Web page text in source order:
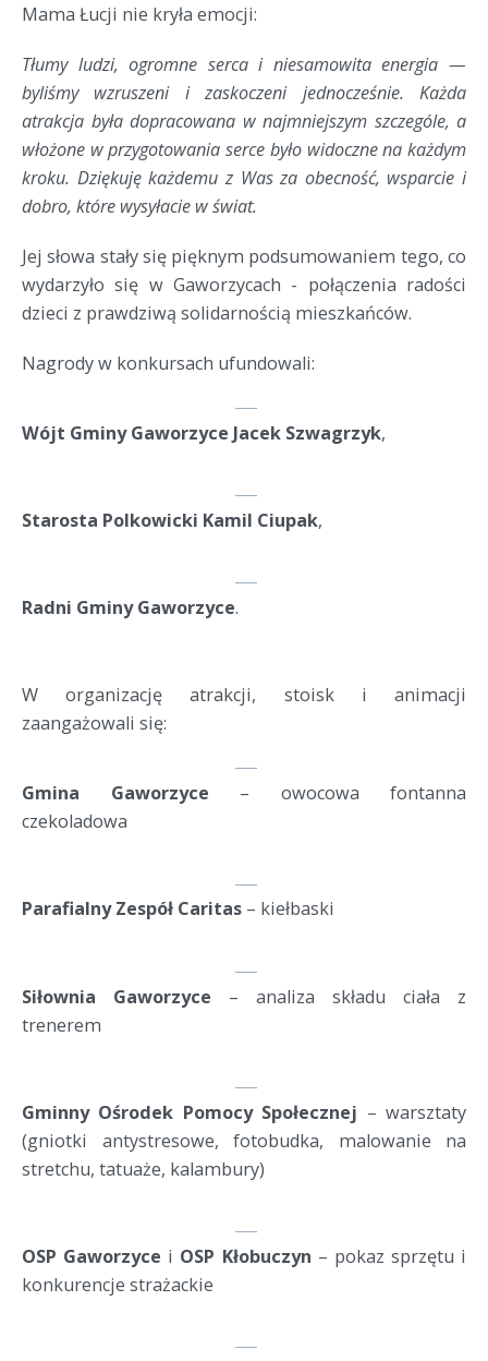
Mama Łucji nie kryła emocji:
Tłumy ludzi, ogromne serca i niesamowita energia —
byliśmy wzruszeni i zaskoczeni jednocześnie. Każda
atrakcja była dopracowana w najmniejszym szczególe, a
włożone w przygotowania serce było widoczne na każdym
kroku. Dziękuję każdemu z Was za obecność, wsparcie i
dobro, które wysyłacie w świat.
Jej słowa stały się pięknym podsumowaniem tego, co
wydarzyło się w Gaworzycach - połączenia radości
dzieci z prawdziwą solidarnością mieszkańców.
Nagrody w konkursach ufundowali:
Wójt Gminy Gaworzyce Jacek Szwagrzyk,
Starosta Polkowicki Kamil Ciupak,
Radni Gminy Gaworzyce.
W organizację atrakcji, stoisk i animacji
zaangażowali się:
Gmina Gaworzyce – owocowa fontanna
czekoladowa
Parafialny Zespół Caritas – kiełbaski
Siłownia Gaworzyce – analiza składu ciała z
trenerem
Gminny Ośrodek Pomocy Społecznej – warsztaty
(gniotki antystresowe, fotobudka, malowanie na
stretchu, tatuaże, kalambury)
OSP Gaworzyce i OSP Kłobuczyn – pokaz sprzętu i
konkurencje strażackie